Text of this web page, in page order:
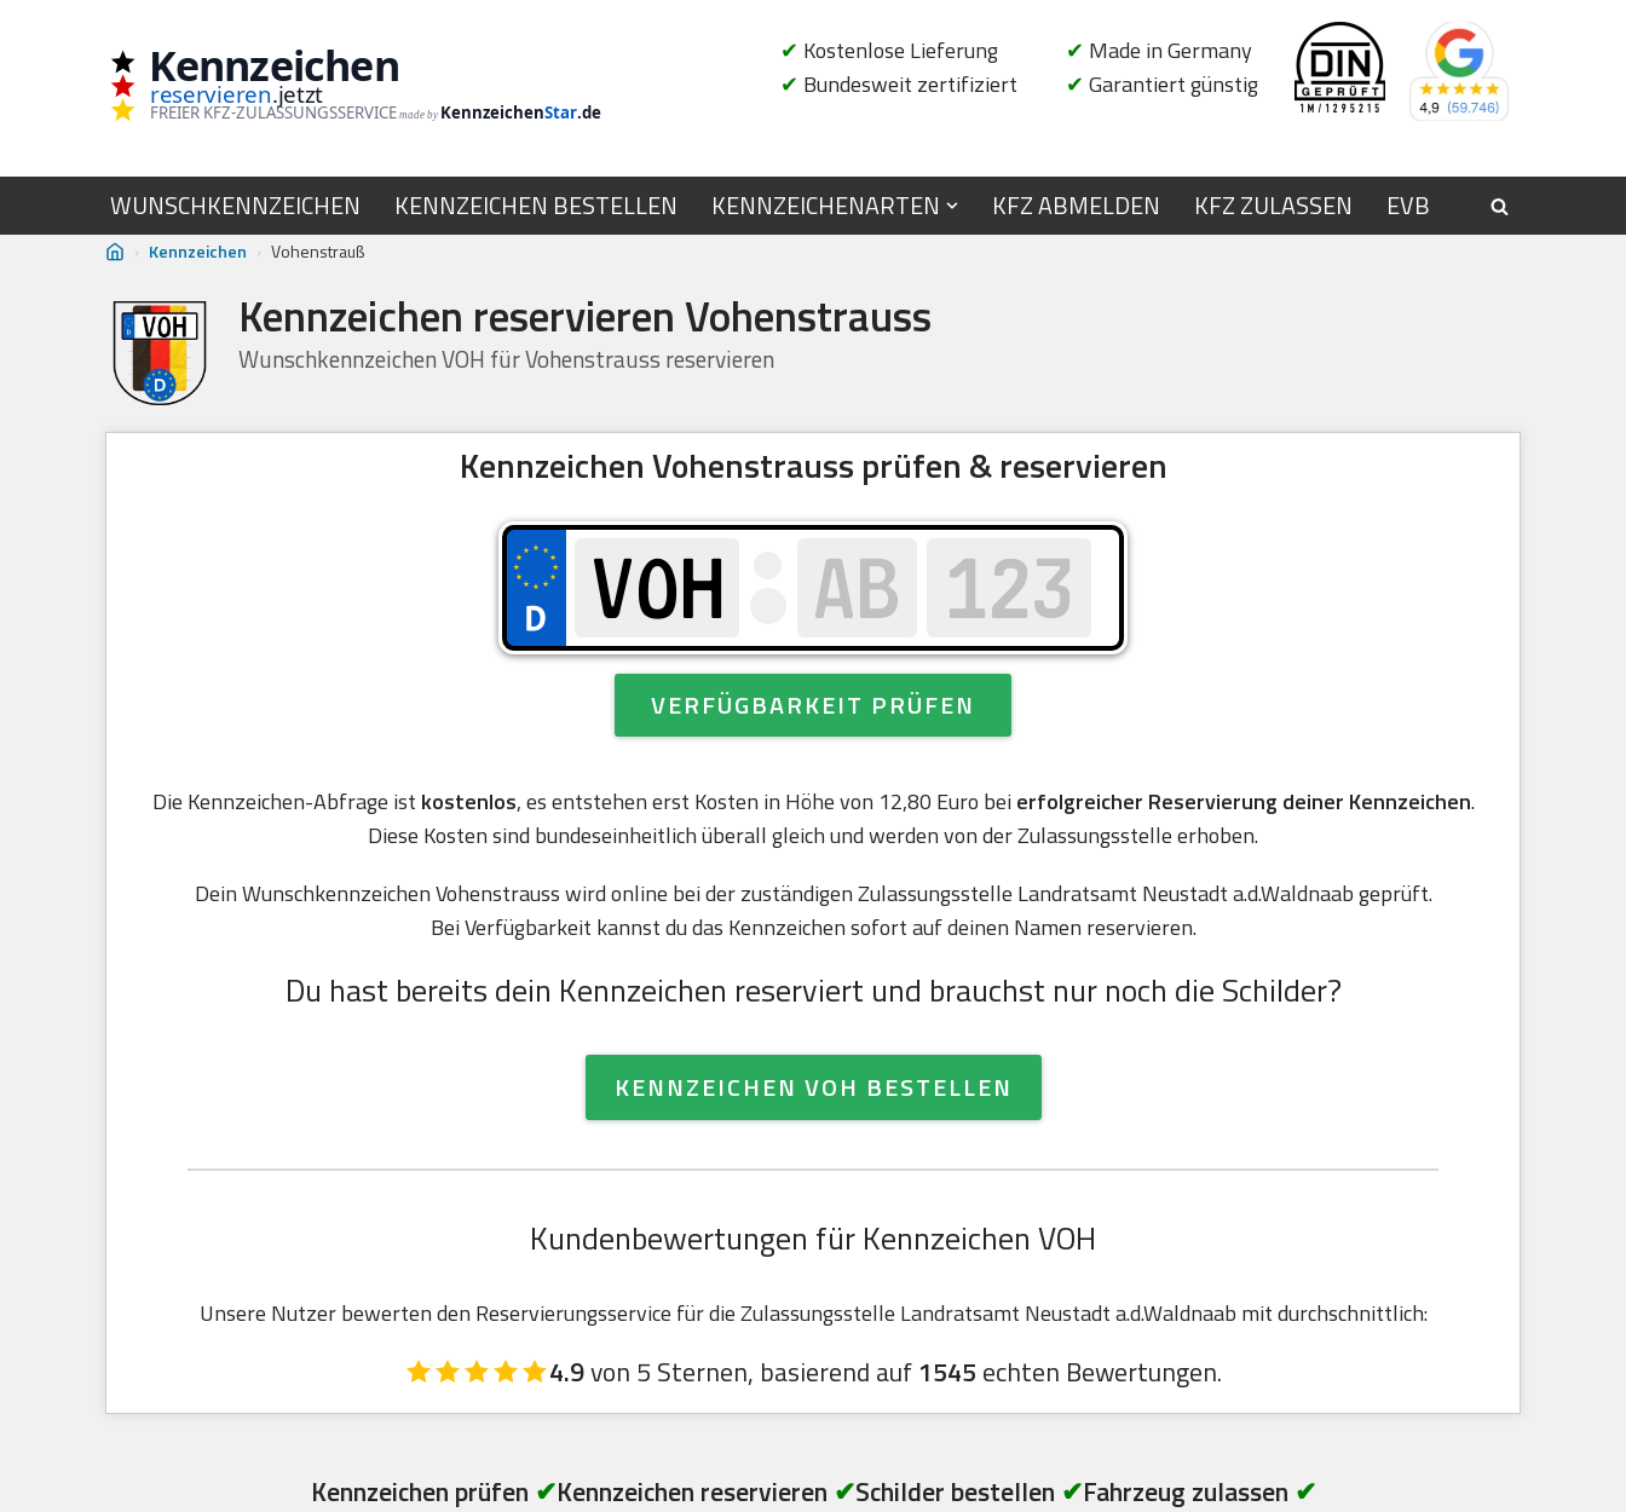
Kennzeichen
reservieren.jetzt
FREIER KFZ-ZULASSUNGSSERVICE made by KennzeichenStar.de
✔ Kostenlose Lieferung
✔ Bundesweit zertifiziert
✔ Made in Germany
✔ Garantiert günstig
WUNSCHKENNZEICHEN KENNZEICHEN BESTELLEN KENNZEICHENARTEN KFZ ABMELDEN KFZ ZULASSEN EVB
› Kennzeichen › Vohenstrauß
Kennzeichen reservieren Vohenstrauss
Wunschkennzeichen VOH für Vohenstrauss reservieren
Kennzeichen Vohenstrauss prüfen & reservieren
VERFÜGBARKEIT PRÜFEN
Die Kennzeichen-Abfrage ist kostenlos, es entstehen erst Kosten in Höhe von 12,80 Euro beierfolgreicher Reservierung deiner Kennzeichen.
Diese Kosten sind bundeseinheitlich überall gleich und werden von der Zulassungsstelle erhoben.
Dein Wunschkennzeichen Vohenstrauss wird online bei der zuständigen Zulassungsstelle Landratsamt Neustadt a.d.Waldnaab geprüft.
Bei Verfügbarkeit kannst du das Kennzeichen sofort auf deinen Namen reservieren.
Du hast bereits dein Kennzeichen reserviert und brauchst nur noch die Schilder?
KENNZEICHEN VOH BESTELLEN
Kundenbewertungen für Kennzeichen VOH
Unsere Nutzer bewerten den Reservierungsservice für die Zulassungsstelle Landratsamt Neustadt a.d.Waldnaab mit durchschnittlich:
4.9von 5 Sternen, basierend auf1545 echten Bewertungen.
Kennzeichen prüfen ✔Kennzeichen reservieren ✔Schilder bestellen ✔Fahrzeug zulassen ✔